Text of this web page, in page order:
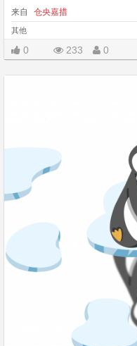
来自
仓央嘉措
其他
0 233 0